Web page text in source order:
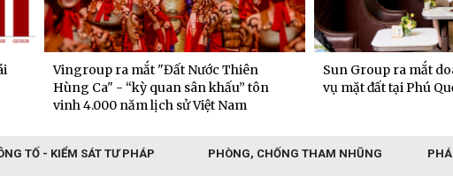
Sun Group ra mắt doanh nghiệp dịch
vụ mặt đất tại Phú Quốc
Chủ xe doanh nhân
“văn phòng” thứ hai
TỐ - KIỂM SÁT TƯ PHÁP PHÒNG, CHỐNG THAM NHŨNG